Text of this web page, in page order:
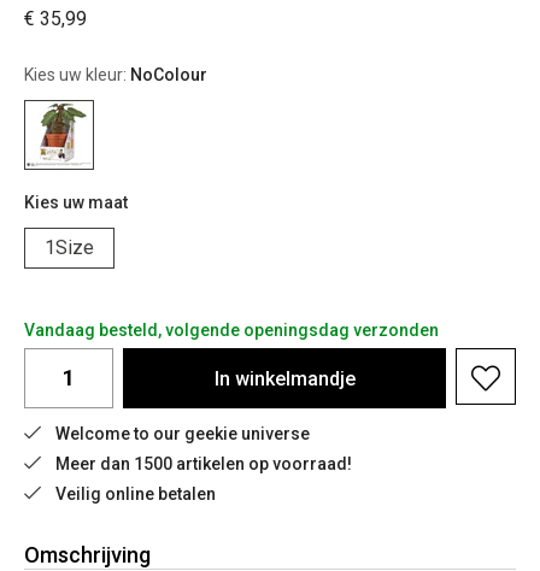
€ 35,99
Kies uw kleur: NoColour
Kies uw maat
1Size
Vandaag besteld, volgende openingsdag verzonden
In winkelmandje
Welcome to our geekie universe
Meer dan 1500 artikelen op voorraad!
Veilig online betalen
Omschrijving